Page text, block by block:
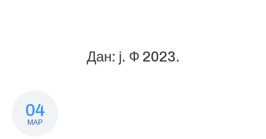
Дан: ј. Ф 2023.
04
МАР